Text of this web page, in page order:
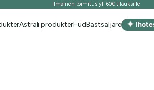
Ilmainen toimitus yli 60€ tilauksille
Astrali produkterHudBästsäljare ✦